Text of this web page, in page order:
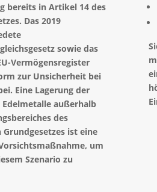
bereits in Artikel 14 des
Das 2019
sowie das
Vermögensregister
zur Unsicherheit bei
Eine Lagerung der
außerhalb
des
Grundgesetzes ist eine
um
Szenario zu